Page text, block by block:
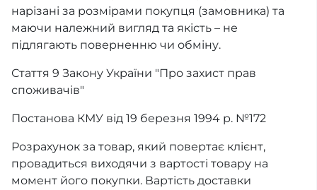
нарізані за розмірами покупця (замовника) та
маючи належний вигляд та якість – не
підлягають поверненню чи обміну.
Стаття 9 Закону України "Про захист прав
споживачів"
Постанова КМУ від 19 березня 1994 р. №172
Розрахунок за товар, який повертає клієнт,
провадиться виходячи з вартості товару на
момент його покупки. Вартість доставки